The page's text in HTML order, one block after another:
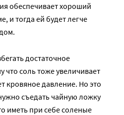
обеспечивает хороший
и тогда ей будет легче
достаточное
что соль тоже увеличивает
кровяное давление. Но это
съедать чайную ложку
иметь при себе соленые